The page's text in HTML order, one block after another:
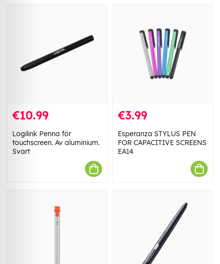
€10.99
Logilink Penna för
touchscreen. Av aluminium.
Svart
€3.99
Esperanza STYLUS PEN
FOR CAPACITIVE SCREENS
EA14